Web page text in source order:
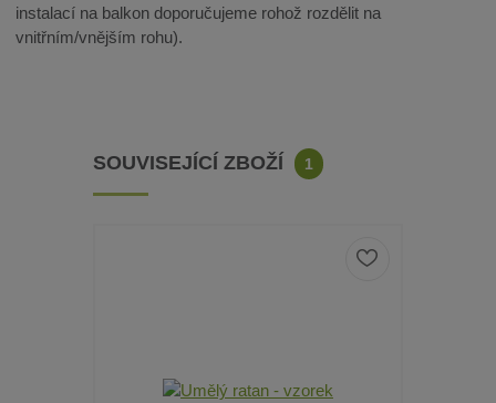
instalací na balkon doporučujeme rohož rozdělit na
vnitřním/vnějším rohu).
SOUVISEJÍCÍ ZBOŽÍ 1